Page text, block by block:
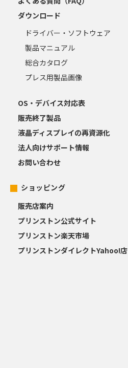
ダウンロード
ドライバー・ソフトウェア
製品マニュアル
総合カタログ
プレス用製品画像
OS・デバイス対応表
販売終了製品
液晶ディスプレイの再資源化
法人向けサポート情報
お問い合わせ
ショッピング
販売店案内
プリンストン公式サイト
プリンストン楽天市場
プリンストンダイレクトYahoo!店